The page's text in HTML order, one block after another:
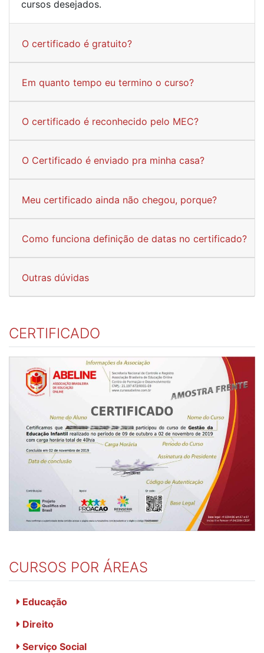
cursos desejados.
O certificado é gratuito?
Em quanto tempo eu termino o curso?
O certificado é reconhecido pelo MEC?
O Certificado é enviado pra minha casa?
Meu certificado ainda não chegou, porque?
Como funciona definição de datas no certificado?
Outras dúvidas
CERTIFICADO
CURSOS POR ÁREAS
Educação
Direito
Serviço Social